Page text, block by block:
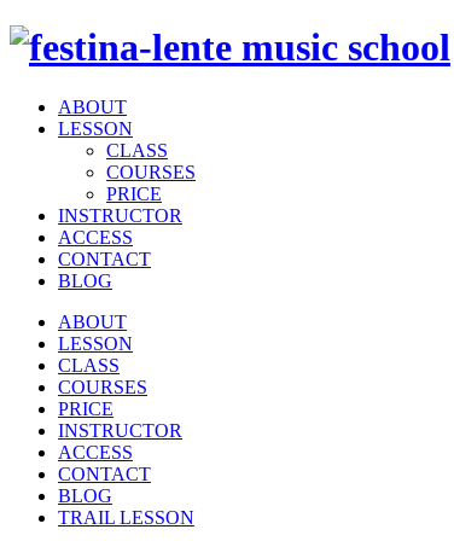
ABOUT
LESSON
CLASS
COURSES
PRICE
INSTRUCTOR
ACCESS
CONTACT
BLOG
ABOUT
LESSON
CLASS
COURSES
PRICE
INSTRUCTOR
ACCESS
CONTACT
BLOG
TRAIL LESSON